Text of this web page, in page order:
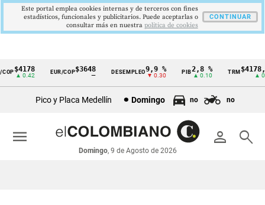
Cintillo
económicos
Colombia
$4178
▲ 0.42
EUR/COP$3648 DESEMPLEO 9,9 %
▼ 0.30
PIB2,8 %
▲ 0.10
TRM
▲
Pico y Placa Medellín Domingo no no
person search
Domingo, 9 de Agosto de 2026
menu
Este portal emplea cookies internas y de terceros con fines
estadísticos, funcionales y publicitarios. Puede aceptarlas o
consultar más en nuestra politica de cookies
CONTINUAR